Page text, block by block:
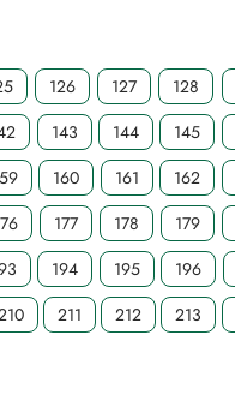
126 127 128
143 144 145
160 161 162
177 178 179
194 195 196
211 212 213